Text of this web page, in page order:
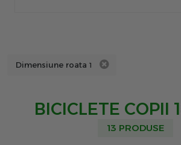
Dimensiune roata 1
BICICLETE COPII
13 PRODUSE